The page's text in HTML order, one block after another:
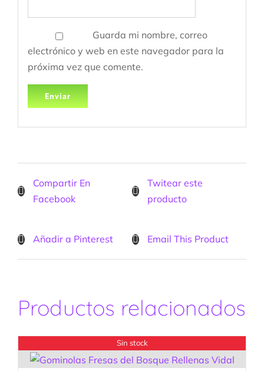
Guarda mi nombre, correo
electrónico y web en este navegador para la
próxima vez que comente.
Compartir En
Facebook
Twitear este
producto
Añadir a Pinterest Email This Product
Productos relacionados
Sin stock